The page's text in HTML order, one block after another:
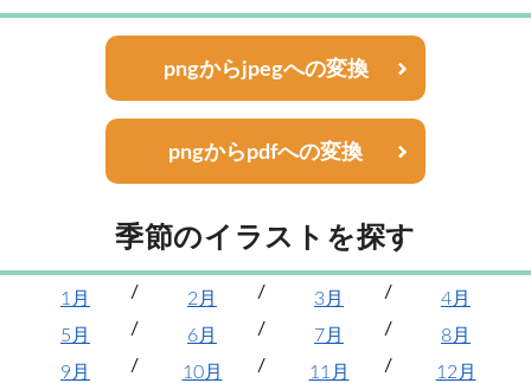
pngからjpegへの変換
pngからpdfへの変換
季節のイラストを探す
1月 2月 3月
4月
5月
6月 7月
8月
9月
10月 11月
12月